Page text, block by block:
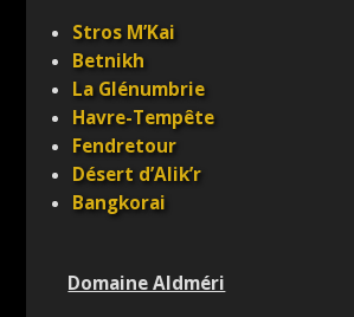
Stros M’Kai
Betnikh
La Glénumbrie
Havre-Tempête
Fendretour
Désert d’Alik’r
Bangkorai
Domaine Aldméri